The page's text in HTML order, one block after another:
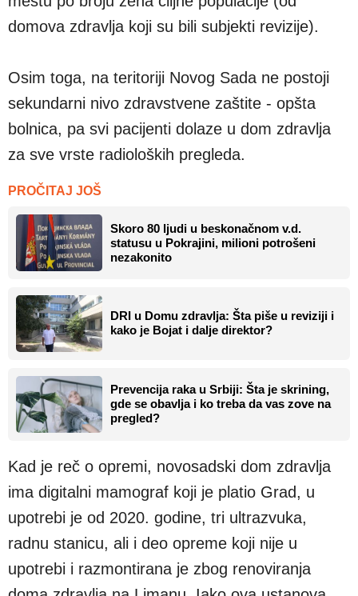
domova zdravlja koji su bili subjekti revizije).
Osim toga, na teritoriji Novog Sada ne postoji
sekundarni nivo zdravstvene zaštite - opšta
bolnica, pa svi pacijenti dolaze u dom zdravlja
za sve vrste radioloških pregleda.
PROČITAJ JOŠ
Skoro 80 ljudi u beskonačnom v.d.
statusu u Pokrajini, milioni potrošeni
nezakonito
DRI u Domu zdravlja: Šta piše u reviziji i
kako je Bojat i dalje direktor?
Prevencija raka u Srbiji: Šta je skrining,
gde se obavlja i ko treba da vas zove na
pregled?
Kad je reč o opremi, novosadski dom zdravlja
ima digitalni mamograf koji je platio Grad, u
upotrebi je od 2020. godine, tri ultrazvuka,
radnu stanicu, ali i deo opreme koji nije u
upotrebi i razmontirana je zbog renoviranja